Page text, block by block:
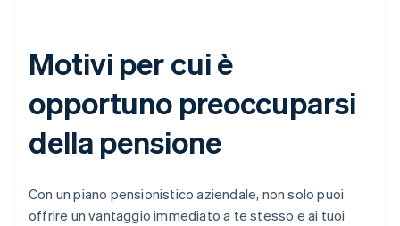
Motivi per cui è
opportuno preoccuparsi
della pensione
Con un piano pensionistico aziendale, non solo puoi
offrire un vantaggio immediato a te stesso e ai tuoi